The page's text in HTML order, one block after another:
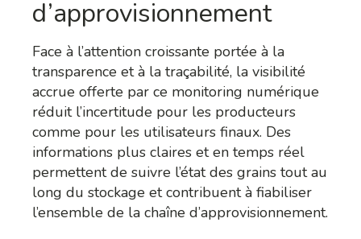
d’approvisionnement
Face à l’attention croissante portée à la
transparence et à la traçabilité, la visibilité
accrue offerte par ce monitoring numérique
réduit l’incertitude pour les producteurs
comme pour les utilisateurs finaux. Des
informations plus claires et en temps réel
permettent de suivre l’état des grains tout au
long du stockage et contribuent à fiabiliser
l’ensemble de la chaîne d’approvisionnement.